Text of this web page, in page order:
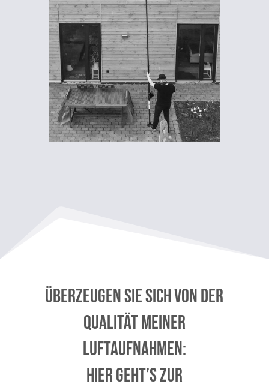
Überzeugen Sie sich von der
Qualität meiner
Luftaufnahmen:
Hier geht’s zur